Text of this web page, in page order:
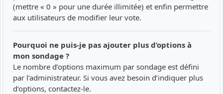
(mettre « 0 » pour une durée illimitée) et enfin permettre
aux utilisateurs de modifier leur vote.
Pourquoi ne puis-je pas ajouter plus d’options à
mon sondage ?
Le nombre d’options maximum par sondage est défini
par l’administrateur. Si vous avez besoin d’indiquer plus
d’options, contactez-le.